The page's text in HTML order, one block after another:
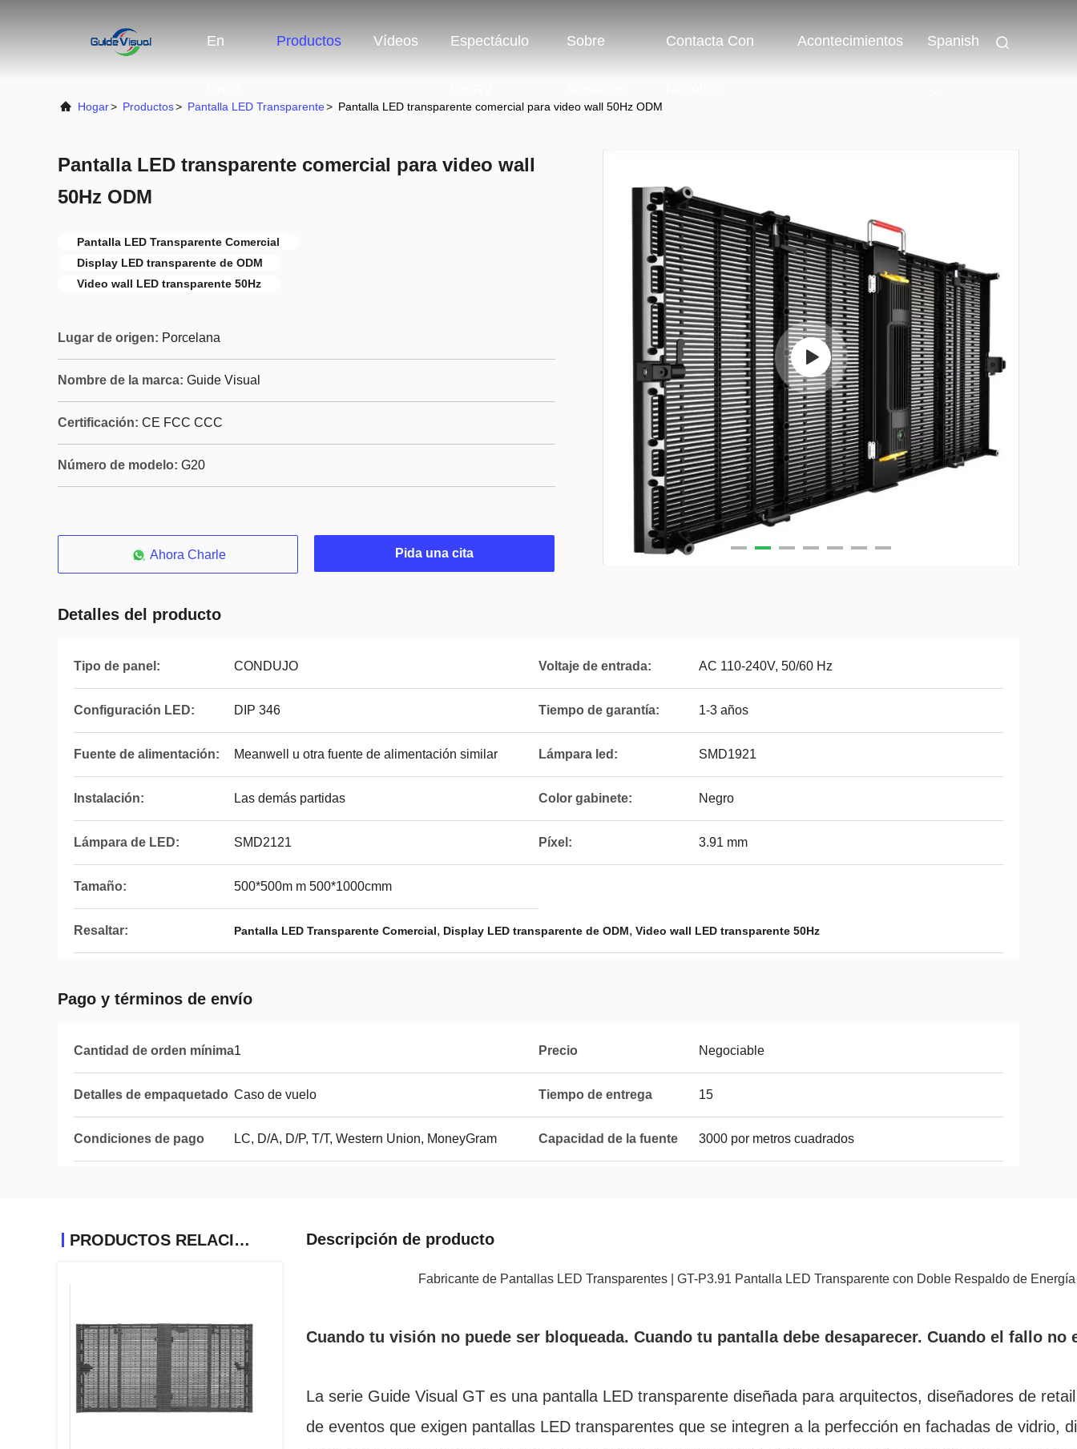
En Productos Vídeos Espectáculo Sobre Contacta Con Acontecimientos Spanish
Hogar> Productos> Pantalla LED Transparente> Pantalla LED transparente comercial para video wall 50Hz ODM
Pantalla LED transparente comercial para video wall
50Hz ODM
Pantalla LED Transparente Comercial
Display LED transparente de ODM
Video wall LED transparente 50Hz
Lugar de origen: Porcelana
Nombre de la marca: Guide Visual
Certificación: CE FCC CCC
Número de modelo: G20
Ahora Charle Pida una cita
Detalles del producto
Tipo de panel: CONDUJO Voltaje de entrada: AC 110-240V, 50/60 Hz
Configuración LED: DIP 346 Tiempo de garantía: 1-3 años
Fuente de alimentación: Meanwell u otra fuente de alimentación similar Lámpara led: SMD1921
Instalación: Las demás partidas Color gabinete: Negro
Lámpara de LED: SMD2121 Píxel: 3.91 mm
Tamaño: 500*500m m 500*1000cmm
Resaltar: Pantalla LED Transparente Comercial, Display LED transparente de ODM, Video wall LED transparente 50Hz
Pago y términos de envío
Cantidad de orden mínima1 Precio Negociable
Detalles de empaquetado Caso de vuelo Tiempo de entrega 15
Condiciones de pago LC, D/A, D/P, T/T, Western Union, MoneyGram Capacidad de la fuente 3000 por metros cuadrados
PRODUCTOS RELACIONADOS Descripción de producto
Fabricante de Pantallas LED Transparentes | GT-P3.91 Pantalla LED Transparente con Doble Respaldo de Energía
Cuando tu visión no puede ser bloqueada. Cuando tu pantalla debe desaparecer. Cuando el fallo no
La serie Guide Visual GT es una pantalla LED transparente diseñada para arquitectos, diseñadores de
de eventos que exigen pantallas LED transparentes que se integren a la perfección en fachadas de vidrio,